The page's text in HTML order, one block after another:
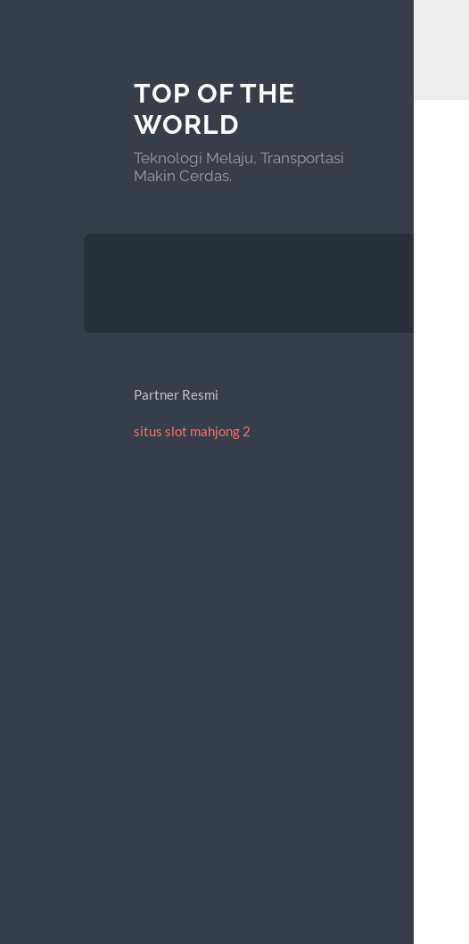
TOP OF THE
WORLD
Teknologi Melaju, Transportasi
Makin Cerdas.
Partner Resmi
situs slot mahjong 2